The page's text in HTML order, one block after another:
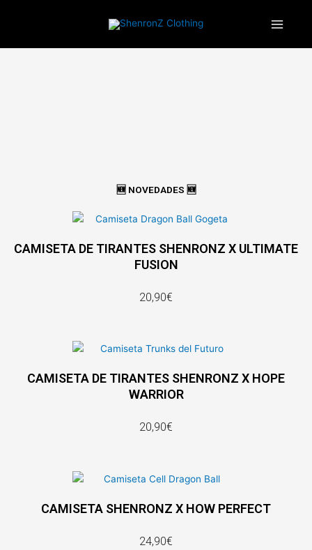
🆕 NOVEDADES 🆕
CAMISETA DE TIRANTES SHENRONZ X ULTIMATE
FUSION
20,90€
CAMISETA DE TIRANTES SHENRONZ X HOPE
WARRIOR
20,90€
CAMISETA SHENRONZ X HOW PERFECT
24,90€
¡ENVIOS GRATIS A ESPAÑA PENINSULAR!